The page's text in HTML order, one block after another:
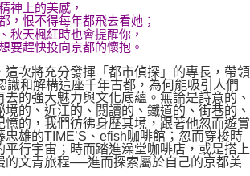
神上的美感，
，恨不得每年都飛去看她；
秋天楓紅時也會提醒你，
要趕快投向京都的懷抱。
這次將充分發揮「都市偵探」的專長，帶領
識和解構這座千年古都，為何能吸引人們
的強大魅力與文化底蘊。無論是詩意的、
的、近江的、閱讀的、鐵道的、街巷的、
憶的，我們彷彿身歷其境，跟著他忽而遊賞
忠雄的TIME’S、efish咖啡館；忽而穿梭時
平行宇宙；時而踏進澡堂咖啡店，或是搭上
的文青旅程──進而探索屬於自己的京都美